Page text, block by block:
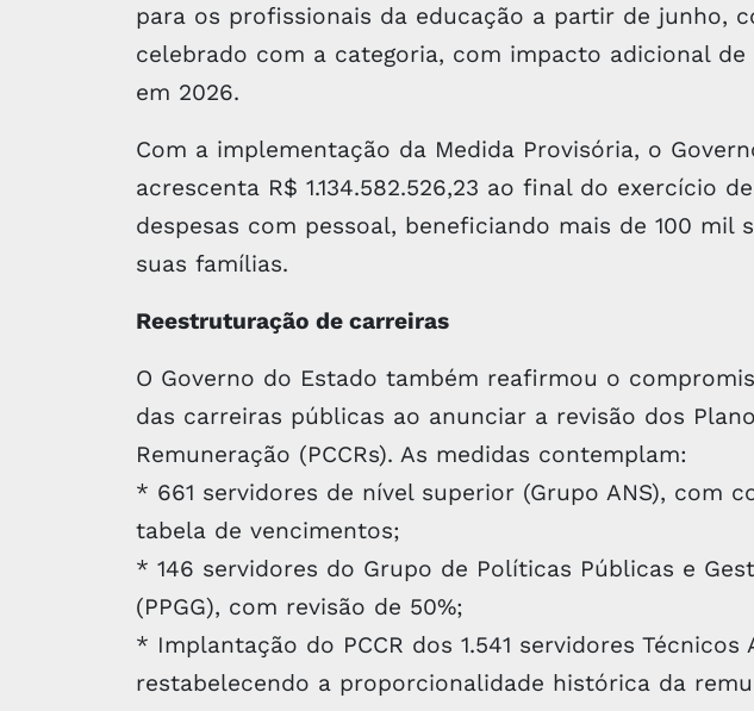
para os profissionais da educação a partir de junho,
celebrado com a categoria, com impacto adicional de
em 2026.
Com a implementação da Medida Provisória, o
acrescenta R$ 1.134.582.526,23 ao final do exercício
despesas com pessoal, beneficiando mais de 100 mil
suas famílias.
Reestruturação de carreiras
O Governo do Estado também reafirmou o
das carreiras públicas ao anunciar a revisão dos
Remuneração (PCCRs). As medidas contemplam:
* 661 servidores de nível superior (Grupo ANS), com
tabela de vencimentos;
* 146 servidores do Grupo de Políticas Públicas e
(PPGG), com revisão de 50%;
* Implantação do PCCR dos 1.541 servidores Técnicos
restabelecendo a proporcionalidade histórica da